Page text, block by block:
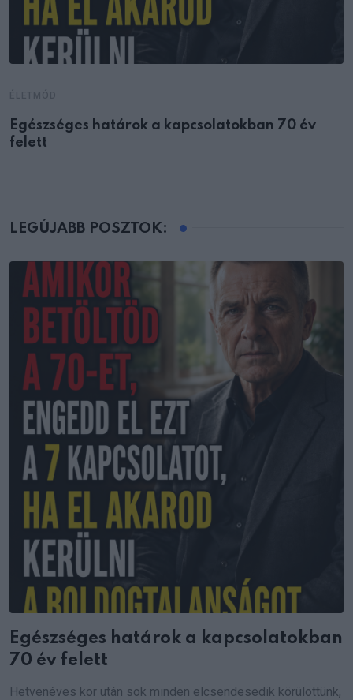
Egészséges határok a kapcsolatokban 70 év
felett
LEGÚJABB POSZTOK:
Egészséges határok a kapcsolatokban
70 év felett
Hetvenéves kor után sok minden elcsendesedik körülöttünk,